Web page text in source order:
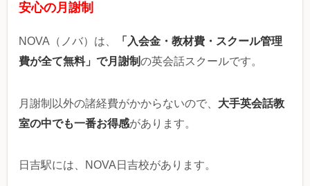
安心の月謝制
NOVA（ノバ）は、
「入会金・教材費・スクール管理
費が全て無料」で月謝制の英会話スクールです。
月謝制以外の諸経費がかからないので、 大手英会話教
室の中でも一番お得感があります。
日吉駅には、NOVA日吉校があります。